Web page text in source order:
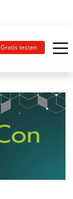
Gratis testen